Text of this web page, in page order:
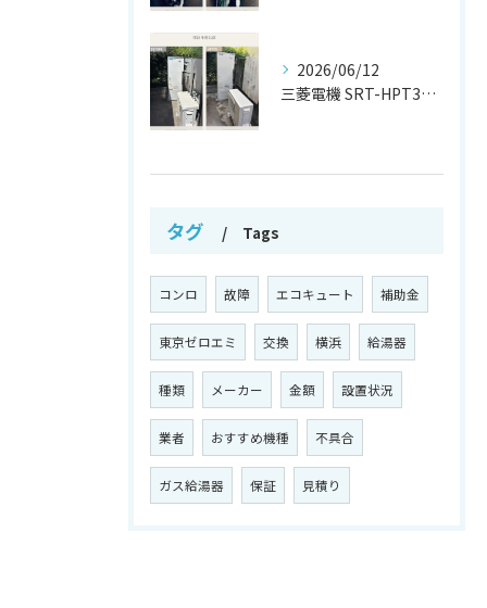
2026/06/12
三菱電機 SRT-HPT37W7 から
タグ Tags
コンロ 故障 エコキュート 補助金
東京ゼロエミ 交換 横浜 給湯器
種類 メーカー 金額 設置状況
業者 おすすめ機種 不具合
ガス給湯器 保証 見積り